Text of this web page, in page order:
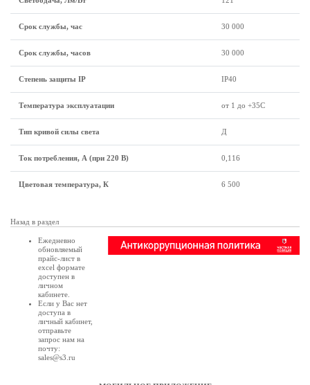
Срок службы, час 30 000
Срок службы, часов 30 000
Степень защиты IP IP40
Температура эксплуатации от 1 до +35С
Тип кривой силы света Д
Ток потребления, А (при 220 В) 0,116
Цветовая температура, К 6 500
Назад в раздел
Ежедневно
обновляемый
прайс-лист в
excel формате
доступен в
личном
кабинете
Если у Вас нет
доступа в
личный кабинет,
отправьте
запрос нам на
почту:
sales@s3.ru